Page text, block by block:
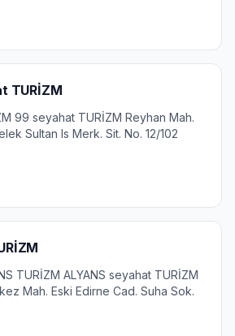
TURİZM
99 seyahat TURİZM Reyhan Mah.
Sultan Is Merk. Sit. No. 12/102
TURİZM ALYANS seyahat TURİZM
Mah. Eski Edirne Cad. Suha Sok.